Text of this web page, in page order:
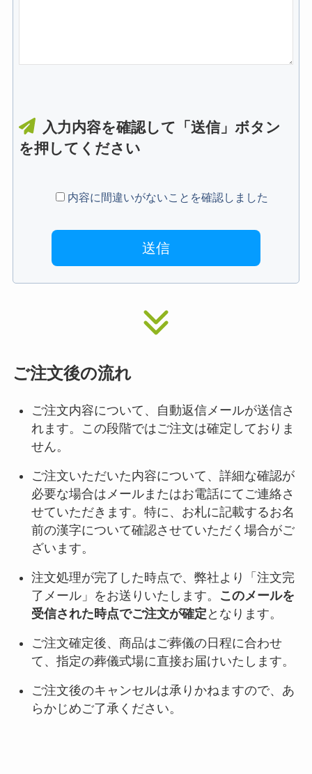
入力内容を確認して「送信」ボタン
を押してください
内容に間違いがないことを確認しました
ご注文後の流れ
ご注文内容について、自動返信メールが送信さ
れます。この段階ではご注文は確定しておりま
せん。
ご注文いただいた内容について、詳細な確認が
必要な場合はメールまたはお電話にてご連絡さ
せていただきます。特に、お札に記載するお名
前の漢字について確認させていただく場合がご
ざいます。
注文処理が完了した時点で、弊社より「注文完
了メール」をお送りいたします。
このメールを
受信された時点でご注文が確定 となります。
ご注文確定後、商品はご葬儀の日程に合わせ
て、指定の葬儀式場に直接お届けいたします。
ご注文後のキャンセルは承りかねますので、あ
らかじめご了承ください。